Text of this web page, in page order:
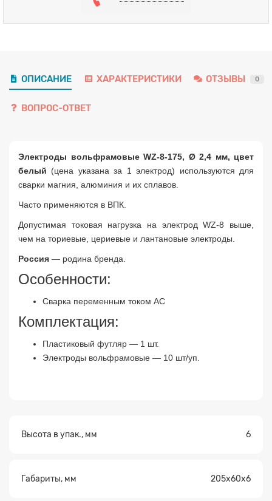
ОПИСАНИЕ ХАРАКТЕРИСТИКИ ОТЗЫВЫ 0
ВОПРОС-ОТВЕТ
Электроды вольфрамовые WZ-8-175, Ø 2,4 мм, цвет
белый (цена указана за 1 электрод) используются для
сварки магния, алюминия и их сплавов.
Часто применяются в ВПК.
Допустимая токовая нагрузка на электрод WZ-8 выше,
чем на ториевые, цериевые и лантановые электроды.
Россия — родина бренда.
Особенности:
Сварка переменным током AC
Комплектация:
Пластиковый футляр — 1 шт.
Электроды вольфрамовые — 10 шт/уп.
Высота в упак., мм 6
Габариты, мм 205х60х6
Заявка на расчет